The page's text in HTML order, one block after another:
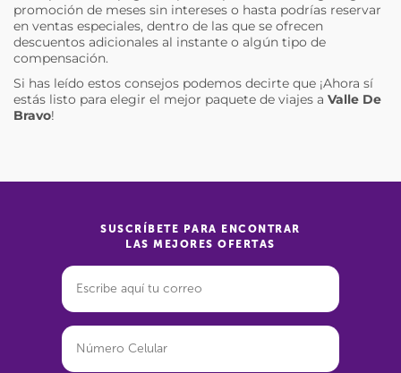
promoción de meses sin intereses o hasta podrías reservar
en ventas especiales, dentro de las que se ofrecen
descuentos adicionales al instante o algún tipo de
compensación.
Si has leído estos consejos podemos decirte que ¡Ahora sí
estás listo para elegir el mejor paquete de viajes a Valle De
Bravo!
SUSCRÍBETE PARA ENCONTRAR
LAS MEJORES OFERTAS